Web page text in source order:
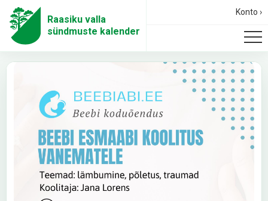
Raasiku valla
sündmuste kalender
Konto ›